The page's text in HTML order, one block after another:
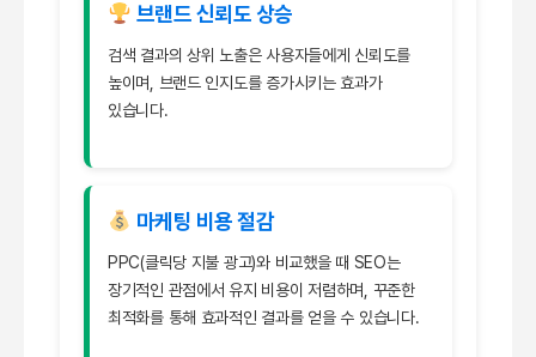
브랜드 신뢰도 상승
검색 결과의 상위 노출은 사용자들에게 신뢰도를
높이며, 브랜드 인지도를 증가시키는 효과가
있습니다.
마케팅 비용 절감
PPC(클릭당 지불 광고)와 비교했을 때 SEO는
장기적인 관점에서 유지 비용이 저렴하며, 꾸준한
최적화를 통해 효과적인 결과를 얻을 수 있습니다.